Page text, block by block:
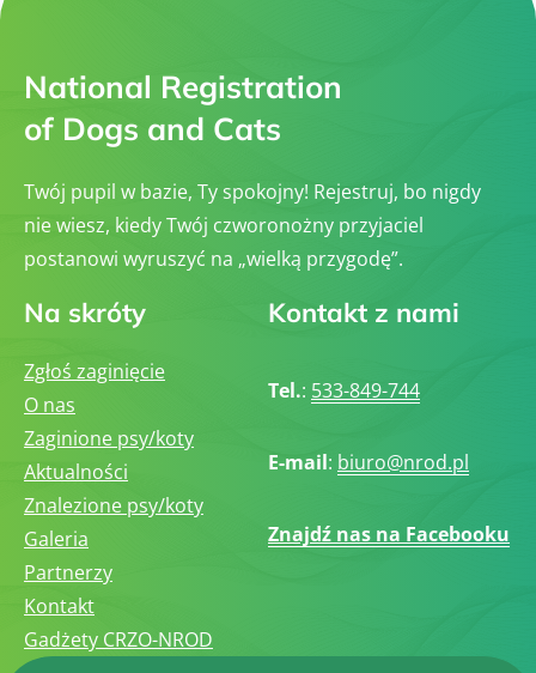
National Registration
of Dogs and Cats
Twój pupil w bazie, Ty spokojny! Rejestruj, bo nigdy
nie wiesz, kiedy Twój czworonożny przyjaciel
postanowi wyruszyć na „wielką przygodę”.
Na skróty
Zgłoś zaginięcie
O nas
Zaginione psy/koty
Aktualności
Znalezione psy/koty
Galeria
Partnerzy
Kontakt
Gadżety CRZO-NROD
Kontakt z nami
Tel.: 533-849-744
E-mail: biuro@nrod.pl
Znajdź nas na Facebooku